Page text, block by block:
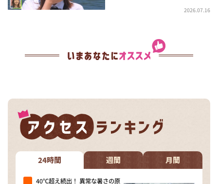
2026.07.16
24時間 週間 月間
40℃超え続出！ 異常な暑さの原